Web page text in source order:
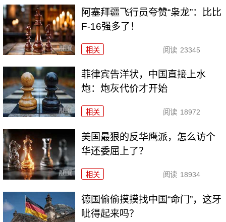
阿塞拜疆飞行员夸赞“枭龙”：比比
F-16强多了！
相关 阅读 23345
菲律宾告洋状，中国直接上水
炮：炮灰代价才开始
相关 阅读 18972
美国最狠的反华鹰派，怎么访个
华还委屈上了？
相关 阅读 18934
德国偷偷摸摸找中国“命门”，这牙
呲得起来吗？